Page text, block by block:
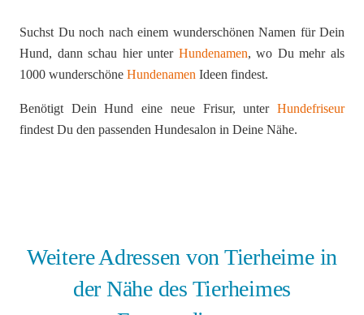
Suchst Du noch nach einem wunderschönen Namen für Dein
Hund, dann schau hier unter Hundenamen, wo Du mehr als
1000 wunderschöne Hundenamen Ideen findest.
Benötigt Dein Hund eine neue Frisur, unter Hundefriseur
findest Du den passenden Hundesalon in Deine Nähe.
Weitere Adressen von Tierheime in
der Nähe des Tierheimes